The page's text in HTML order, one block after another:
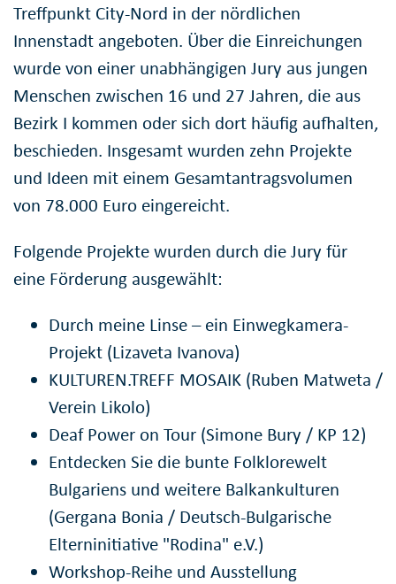
Treffpunkt City-Nord in der nördlichen
Innenstadt angeboten. Über die Einreichungen
wurde von einer unabhängigen Jury aus jungen
Menschen zwischen 16 und 27 Jahren, die aus
Bezirk I kommen oder sich dort häufig aufhalten,
beschieden. Insgesamt wurden zehn Projekte
und Ideen mit einem Gesamtantragsvolumen
von 78.000 Euro eingereicht.
Folgende Projekte wurden durch die Jury für
eine Förderung ausgewählt:
Durch meine Linse – ein Einwegkamera-
Projekt (Lizaveta Ivanova)
KULTUREN.TREFF MOSAIK (Ruben Matweta /
Verein Likolo)
Deaf Power on Tour (Simone Bury / KP 12)
Entdecken Sie die bunte Folklorewelt
Bulgariens und weitere Balkankulturen
(Gergana Bonia / Deutsch-Bulgarische
Elterninitiative "Rodina" e.V.)
Workshop-Reihe und Ausstellung